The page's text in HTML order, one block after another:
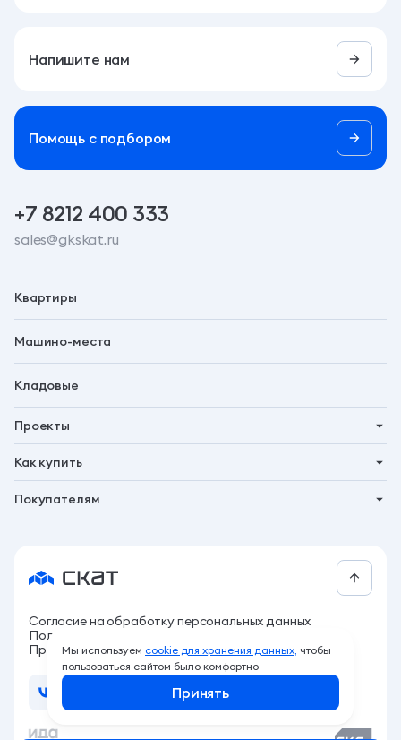
Мы используем cookie для хранения данных, чтобы
пользоваться сайтом было комфортно
Принять
Напишите нам
Помощь c подбором
+7 8212 400 333
sales@gkskat.ru
Квартиры
Машино-места
Кладовые
Проекты
Бьярма
Как купить
За свои
Покупателям
Контакты
Программа привилегий
Архитектура жизни
Компания
Live стройка
Документы
Согласие на обработку персональных данных
Политика обработки персональных данных
Приложение 214 ФЗ